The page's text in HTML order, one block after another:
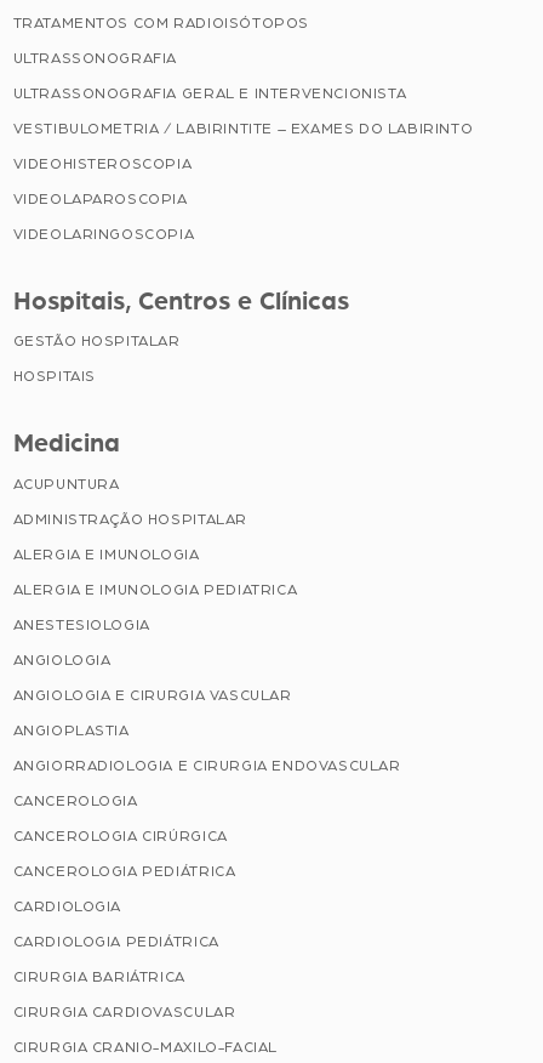
TRATAMENTOS COM RADIOISÓTOPOS
ULTRASSONOGRAFIA
ULTRASSONOGRAFIA GERAL E INTERVENCIONISTA
VESTIBULOMETRIA / LABIRINTITE – EXAMES DO LABIRINTO
VIDEOHISTEROSCOPIA
VIDEOLAPAROSCOPIA
VIDEOLARINGOSCOPIA
Hospitais, Centros e Clínicas
GESTÃO HOSPITALAR
HOSPITAIS
Medicina
ACUPUNTURA
ADMINISTRAÇÃO HOSPITALAR
ALERGIA E IMUNOLOGIA
ALERGIA E IMUNOLOGIA PEDIATRICA
ANESTESIOLOGIA
ANGIOLOGIA
ANGIOLOGIA E CIRURGIA VASCULAR
ANGIOPLASTIA
ANGIORRADIOLOGIA E CIRURGIA ENDOVASCULAR
CANCEROLOGIA
CANCEROLOGIA CIRÚRGICA
CANCEROLOGIA PEDIÁTRICA
CARDIOLOGIA
CARDIOLOGIA PEDIÁTRICA
CIRURGIA BARIÁTRICA
CIRURGIA CARDIOVASCULAR
CIRURGIA CRANIO-MAXILO-FACIAL